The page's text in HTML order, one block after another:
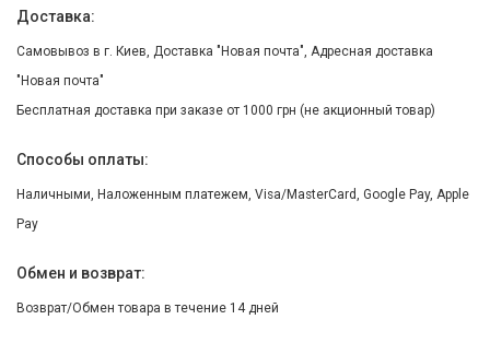
Доставка:
Самовывоз в г. Киев, Доставка "Новая почта", Адресная доставка
"Новая почта"
Бесплатная доставка при заказе от 1000 грн (не акционный товар)
Способы оплаты:
Наличными, Наложенным платежем, Visa/MasterCard, Google Pay, Apple
Pay
Обмен и возврат:
Возврат/Обмен товара в течение 14 дней